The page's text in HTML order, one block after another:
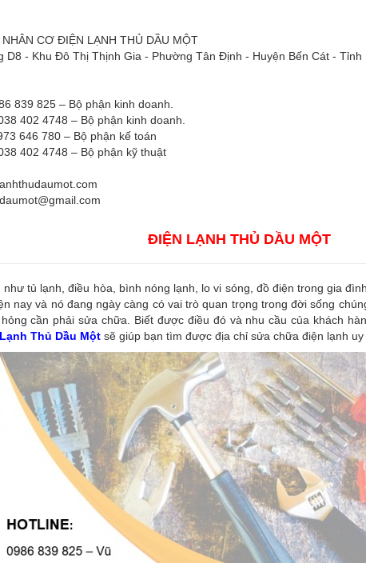
CƠ ĐIỆN LẠNH THỦ DẦU MỘT
- Khu Đô Thị Thịnh Gia - Phường Tân Định - Huyện Bến Cát - Tỉnh
839 825 – Bộ phận kinh doanh.
402 4748 – Bộ phận kinh doanh.
646 780 – Bộ phận kế toán
402 4748 – Bộ phận kỹ thuật
ĐIỆN LẠNH THỦ DẦU MỘT
như tủ lạnh, điều hòa, bình nóng lạnh, lo vi sóng, đồ điện trong gia
nay và nó đang ngày càng có vai trò quan trọng trong đời sống
cần phải sửa chữa. Biết được điều đó và nhu cầu của khách
Thủ Dầu Một sẽ giúp bạn tìm được địa chỉ sửa chữa điện lạnh